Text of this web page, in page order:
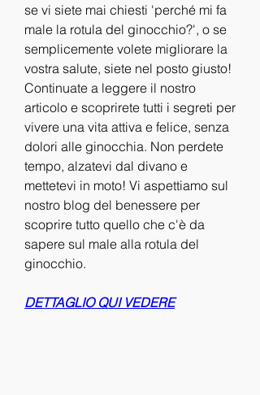
se vi siete mai chiesti 'perché mi fa
male la rotula del ginocchio?', o se
semplicemente volete migliorare la
vostra salute, siete nel posto giusto!
Continuate a leggere il nostro
articolo e scoprirete tutti i segreti per
vivere una vita attiva e felice, senza
dolori alle ginocchia. Non perdete
tempo, alzatevi dal divano e
mettetevi in moto! Vi aspettiamo sul
nostro blog del benessere per
scoprire tutto quello che c'è da
sapere sul male alla rotula del
ginocchio.
DETTAGLIO QUI VEDERE